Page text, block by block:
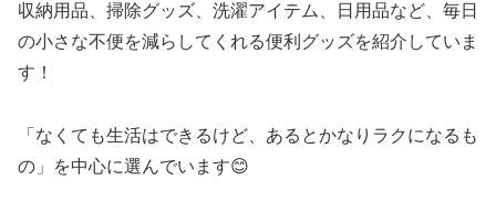
収納用品、掃除グッズ、洗濯アイテム、日用品など、毎日
の小さな不便を減らしてくれる便利グッズを紹介していま
す！
「なくても生活はできるけど、あるとかなりラクになるも
の」を中心に選んでいます😊